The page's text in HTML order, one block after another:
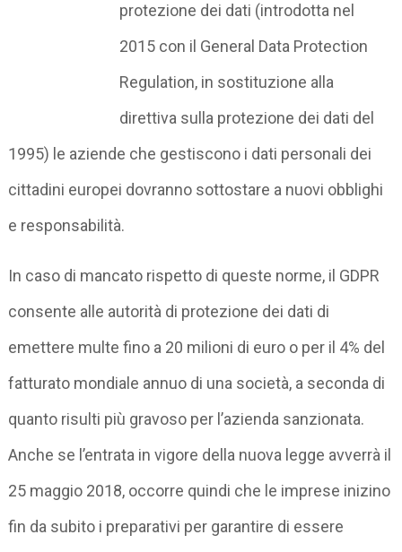
protezione dei dati (introdotta nel
2015 con il General Data Protection
Regulation, in sostituzione alla
direttiva sulla protezione dei dati del
1995) le aziende che gestiscono i dati personali dei
cittadini europei dovranno sottostare a nuovi obblighi
e responsabilità.
In caso di mancato rispetto di queste norme, il GDPR
consente alle autorità di protezione dei dati di
emettere multe fino a 20 milioni di euro o per il 4% del
fatturato mondiale annuo di una società, a seconda di
quanto risulti più gravoso per l’azienda sanzionata.
Anche se l’entrata in vigore della nuova legge avverrà il
25 maggio 2018, occorre quindi che le imprese inizino
fin da subito i preparativi per garantire di essere